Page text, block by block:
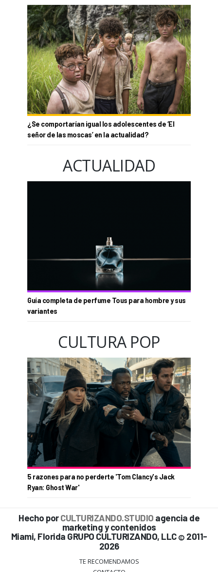
¿Se comportarían igual los adolescentes de ‘El
señor de las moscas’ en la actualidad?
ACTUALIDAD
Guía completa de perfume Tous para hombre y sus
variantes
CULTURA POP
5 razones para no perderte 'Tom Clancy's Jack
Ryan: Ghost War'
Hecho porCULTURIZANDO.STUDIO agencia de
marketing y contenidos
Miami, Florida GRUPO CULTURIZANDO, LLC © 2011-
2026
TE RECOMENDAMOS